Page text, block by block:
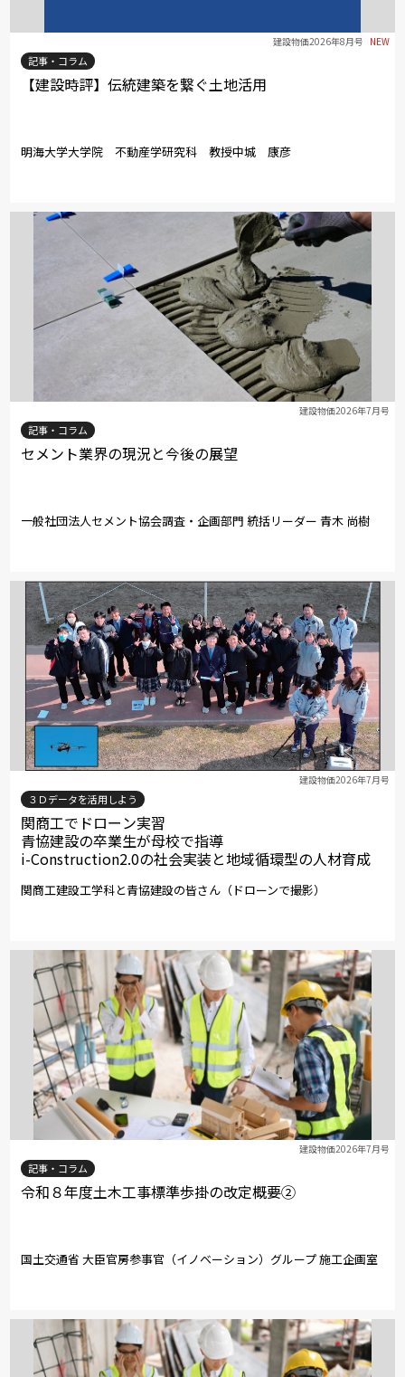
建設物価2026年8月号 NEW
記事・コラム
【建設時評】伝統建築を繋ぐ土地活用
明海大学大学院 不動産学研究科 教授中城 康彦
建設物価2026年7月号
記事・コラム
セメント業界の現況と今後の展望
一般社団法人セメント協会調査・企画部門 統括リーダー 青木 尚樹
建設物価2026年7月号
３Ｄデータを活用しよう
関商工でドローン実習
青協建設の卒業生が母校で指導
i-Construction2.0の社会実装と地域循環型の人材育成
関商工建設工学科と青協建設の皆さん（ドローンで撮影）
建設物価2026年7月号
記事・コラム
令和８年度土木工事標準歩掛の改定概要②
国土交通省 大臣官房参事官（イノベーション）グループ 施工企画室